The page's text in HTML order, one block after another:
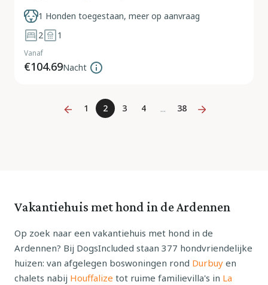
1 Honden toegestaan, meer op aanvraag
2
1
Vanaf
€104.69Nacht
1 2 3 4 ... 38
Vakantiehuis met hond in de Ardennen
Op zoek naar een vakantiehuis met hond in de
Ardennen? Bij DogsIncluded staan 377 hondvriendelijke
huizen: van afgelegen boswoningen rond Durbuy en
chalets nabij Houffalize tot ruime familievilla's in La